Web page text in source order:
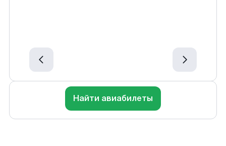
Найти авиабилеты